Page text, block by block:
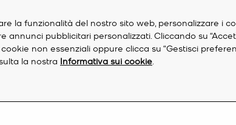
la funzionalità del nostro sito web, personalizzare i
pubblicitari personalizzati. Cliccando su
non essenziali oppure clicca su “Gestisci
la nostra Informativa sui cookie